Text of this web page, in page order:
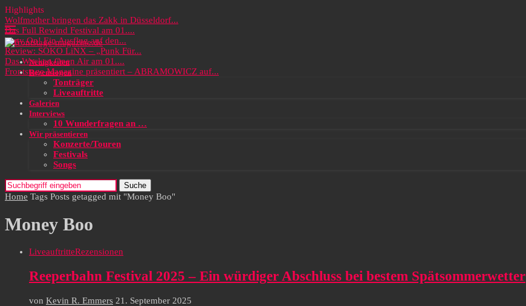
Highlights
Wolfmother bringen das Zakk in Düsseldorf...
Das Full Rewind Festival am 01....
Party On! Ein Ausflug auf den...
Review: SOKO LiNX – „Punk Für...
Das Wacken Open Air am 01....
Frontstage Magazine präsentiert – ABRAMOWICZ auf...
Neuigkeiten
Rezensionen
Tonträger
Liveauftritte
Galerien
Interviews
10 Wunderfragen an …
Wir präsentieren
Konzerte/Touren
Festivals
Songs
Suche
Home Tags Posts getagged mit "Money Boo"
Money Boo
LiveauftritteRezensionen
Reeperbahn Festival 2025 – Ein würdiger Abschluss bei bestem Spätsommerwetter
von Kevin R. Emmers 21. September 2025